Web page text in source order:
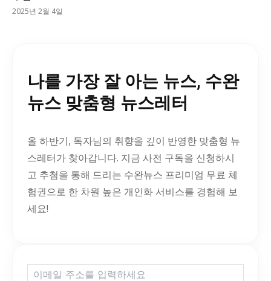
2025년 2월 4일
나를 가장 잘 아는 뉴스, 수완
뉴스 맞춤형 뉴스레터
올 하반기, 독자님의 취향을 깊이 반영한 맞춤형 뉴
스레터가 찾아갑니다. 지금 사전 구독을 신청하시
고 추첨을 통해 드리는 수완뉴스 프리미엄 무료 체
험권으로 한 차원 높은 개인화 서비스를 경험해 보
세요!